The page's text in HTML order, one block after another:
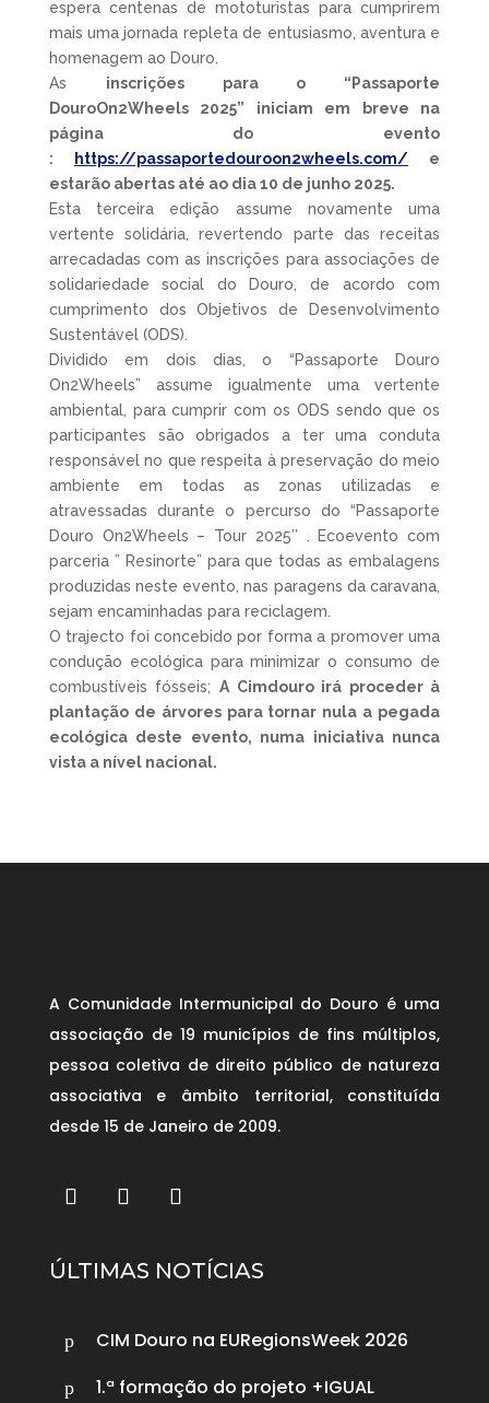
espera centenas de mototuristas para cumprirem
mais uma jornada repleta de entusiasmo, aventura e
homenagem ao Douro.
As inscrições para o “Passaporte
DouroOn2Wheels 2025” iniciam em breve na
página do evento
:
https://passaportedouroon2wheels.com/ e
estarão abertas até ao dia 10 de junho 2025.
Esta terceira edição assume novamente uma
vertente solidária, revertendo parte das receitas
arrecadadas com as inscrições para associações de
solidariedade social do Douro, de acordo com
cumprimento dos Objetivos de Desenvolvimento
Sustentável (ODS).
Dividido em dois dias, o “Passaporte Douro
On2Wheels” assume igualmente uma vertente
ambiental, para cumprir com os ODS sendo que os
participantes são obrigados a ter uma conduta
responsável no que respeita à preservação do meio
ambiente em todas as zonas utilizadas e
atravessadas durante o percurso do “Passaporte
Douro On2Wheels – Tour 2025″ . Ecoevento com
parceria ” Resinorte” para que todas as embalagens
produzidas neste evento, nas paragens da caravana,
sejam encaminhadas para reciclagem.
O trajecto foi concebido por forma a promover uma
condução ecológica para minimizar o consumo de
combustíveis fósseis; A Cimdouro irá proceder à
plantação de árvores para tornar nula a pegada
ecológica deste evento, numa iniciativa nunca
vista a nível nacional.
A Comunidade Intermunicipal do Douro é uma
associação de 19 municípios de fins múltiplos,
pessoa coletiva de direito público de natureza
associativa e âmbito territorial, constituída
desde 15 de Janeiro de 2009.
ÚLTIMAS NOTÍCIAS
p CIM Douro na EURegionsWeek 2026
p
1.ª formação do projeto +IGUAL